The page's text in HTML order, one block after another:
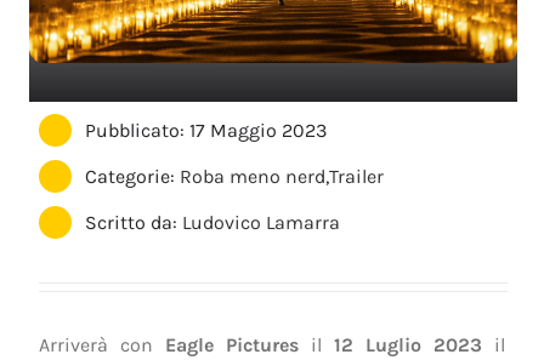
Pubblicato: 17 Maggio 2023
Categorie: Roba meno nerd,Trailer
Scritto da: Ludovico Lamarra
Arriverà con Eagle Pictures il 12 Luglio 2023 il